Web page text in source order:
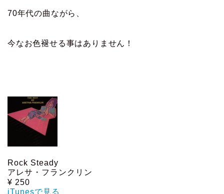
70年代の曲ながら、
今なお色褪せる事はありません！
Rock Steady
アレサ・フランクリン
¥ 250
iTunesで見る